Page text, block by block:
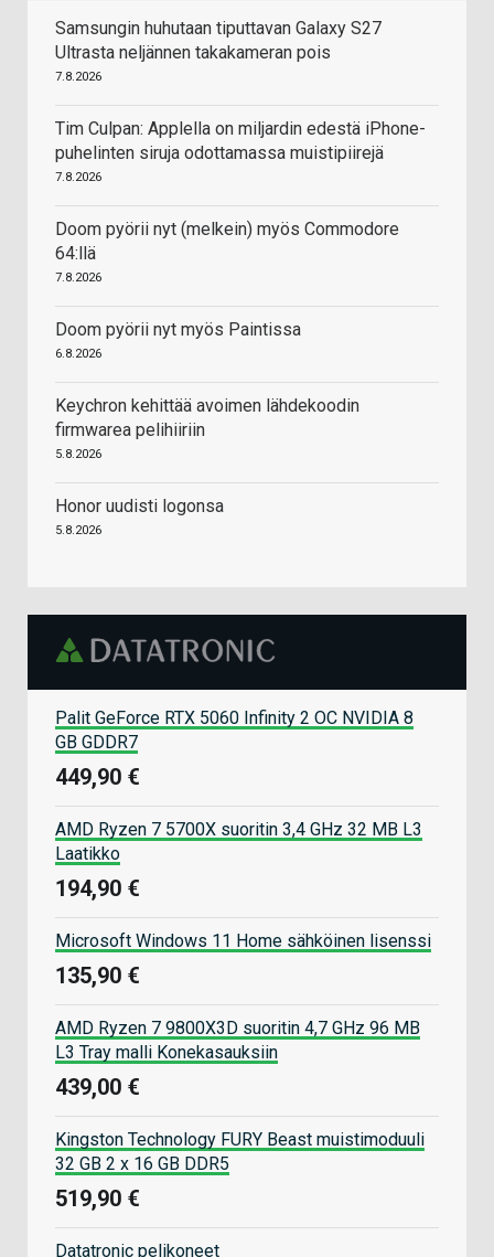
Samsungin huhutaan tiputtavan Galaxy S27
Ultrasta neljännen takakameran pois
7.8.2026
Tim Culpan: Applella on miljardin edestä iPhone-
puhelinten siruja odottamassa muistipiirejä
7.8.2026
Doom pyörii nyt (melkein) myös Commodore
64:llä
7.8.2026
Doom pyörii nyt myös Paintissa
6.8.2026
Keychron kehittää avoimen lähdekoodin
firmwarea pelihiiriin
5.8.2026
Honor uudisti logonsa
5.8.2026
Palit GeForce RTX 5060 Infinity 2 OC NVIDIA 8
GB GDDR7
449,90 €
AMD Ryzen 7 5700X suoritin 3,4 GHz 32 MB L3
Laatikko
194,90 €
Microsoft Windows 11 Home sähköinen lisenssi
135,90 €
AMD Ryzen 7 9800X3D suoritin 4,7 GHz 96 MB
L3 Tray malli Konekasauksiin
439,00 €
Kingston Technology FURY Beast muistimoduuli
32 GB 2 x 16 GB DDR5
519,90 €
Datatronic pelikoneet